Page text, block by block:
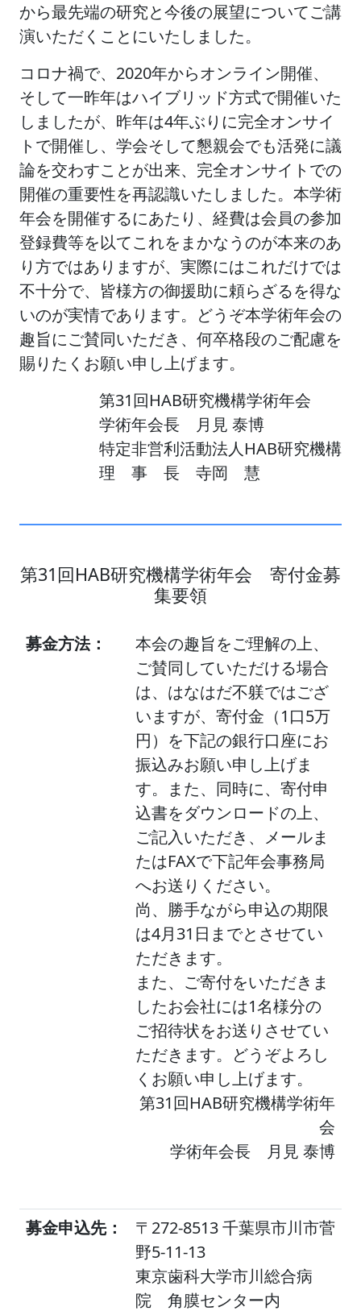
から最先端の研究と今後の展望についてご講
演いただくことにいたしました。
コロナ禍で、2020年からオンライン開催、
そして一昨年はハイブリッド方式で開催いた
しましたが、昨年は4年ぶりに完全オンサイ
トで開催し、学会そして懇親会でも活発に議
論を交わすことが出来、完全オンサイトでの
開催の重要性を再認識いたしました。本学術
年会を開催するにあたり、経費は会員の参加
登録費等を以てこれをまかなうのが本来のあ
り方ではありますが、実際にはこれだけでは
不十分で、皆様方の御援助に頼らざるを得な
いのが実情であります。どうぞ本学術年会の
趣旨にご賛同いただき、何卒格段のご配慮を
賜りたくお願い申し上げます。
第31回HAB研究機構学術年会
学術年会長 月見 泰博
特定非営利活動法人HAB研究機構
理 事 長 寺岡 慧
第31回HAB研究機構学術年会 寄付金募
集要領
募金方法：
本会の趣旨をご理解の上、
ご賛同していただける場合
は、はなはだ不躾ではござ
いますが、寄付金（1口5万
円）を下記の銀行口座にお
振込みお願い申し上げま
す。また、同時に、寄付申
込書をダウンロードの上、
ご記入いただき、メールま
たはFAXで下記年会事務局
へお送りください。
尚、勝手ながら申込の期限
は4月31日までとさせてい
ただきます。
また、ご寄付をいただきま
したお会社には1名様分の
ご招待状をお送りさせてい
ただきます。どうぞよろし
くお願い申し上げます。
第31回HAB研究機構学術年
会
学術年会長 月見 泰博
募金申込先：
〒272-8513 千葉県市川市菅
野5-11-13
東京歯科大学市川総合病
院 角膜センター内